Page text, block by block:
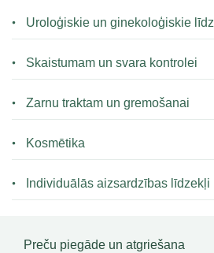
Uroloģiskie un ginekoloģiskie
Skaistumam un svara kontrolei
Zarnu traktam un gremošanai
Kosmētika
Individuālās aizsardzības līdzekļi
Preču piegāde un atgriešana